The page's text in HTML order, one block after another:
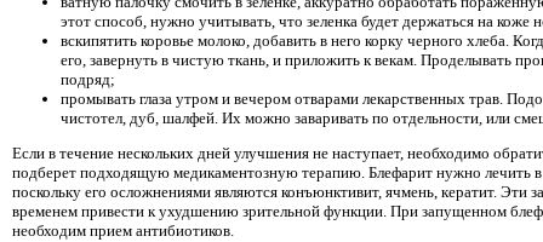
этот способ, нужно учитывать, что зеленка будет держаться на коже
вскипятить коровье молоко, добавить в него корку черного хлеба.
его, завернуть в чистую ткань, и приложить к векам. Проделывать
подряд;
промывать глаза утром и вечером отварами лекарственных трав.
чистотел, дуб, шалфей. Их можно заваривать по отдельности, или
Если в течение нескольких дней улучшения не наступает, необходимо
подберет подходящую медикаментозную терапию. Блефарит нужно лечить в
поскольку его осложнениями являются конъюнктивит, ячмень, кератит. Эти
временем привести к ухудшению зрительной функции. При запущенном
необходим прием антибиотиков.